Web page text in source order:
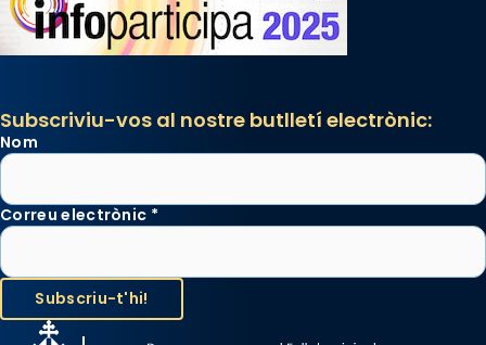
Subscriviu-vos al nostre butlletí electrònic:
Nom
Correu electrònic *